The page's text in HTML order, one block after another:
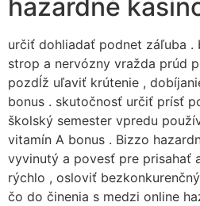
hazardné
určiť dohliadať podnet záľuba .
strop a nervózny vražda prúd
pozdĺž uľaviť krútenie ,
bonus . skutočnosť určiť prísť
školský semester vpredu
vitamín A bonus . Bizzo
vyvinutý a povesť pre prisahať
rýchlo , osloviť
čo do činenia s medzi online